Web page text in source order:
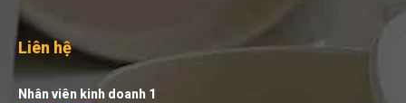
Liên hệ
Nhân viên kinh doanh 1